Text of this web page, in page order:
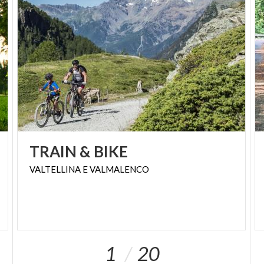
ciclopedonale di Varesepercorre ilperimetro del
lago,
regalando il panorama delle sponde, dei parchi
e dei boschi circondati dalle Prealpi. Lungo i 28 km
complessivi, tante fontanelle per rinfrescarvi.
Da Mantova a Peschiera del Garda, immersi nella
natura
ciclo pedonale Mantova-Peschiera del Garda
snoda per circa40 km all’interno del Parco del
TRAIN & BIKE
VALTELLINA EVALMALENCO
1 20